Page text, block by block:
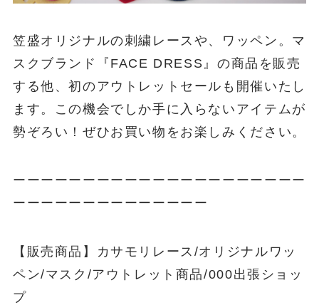
笠盛オリジナルの刺繍レースや、ワッペン。マ
スクブランド『FACE DRESS』の商品を販売
する他、初のアウトレットセールも開催いたし
ます。この機会でしか手に入らないアイテムが
勢ぞろい！ぜひお買い物をお楽しみください。
ーーーーーーーーーーーーーーーーーーーーー
ーーーーーーーーーーーーーー
【販売商品】カサモリレース/オリジナルワッ
ペン/マスク/アウトレット商品/000出張ショッ
プ